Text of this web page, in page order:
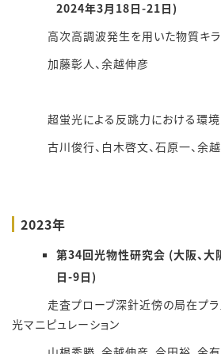
2024年3月18日-21日)
高次高調波発生を用いた物質キラ
加藤彰人、余越伸彦
超蛍光による反跳力における環境
古川俊行、白木啓文、石原一、余
2023年
第34回光物性研究会 (大阪、大
日-9日)
走査プローブ深針近傍の局在プラ
光マニピュレーション